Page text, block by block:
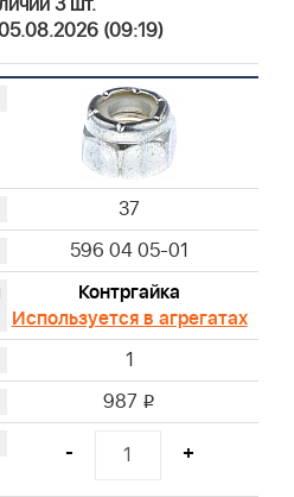
(09:19)
37
596 04 05-01
Контргайка
Используется в агрегатах
1
987 i
- +